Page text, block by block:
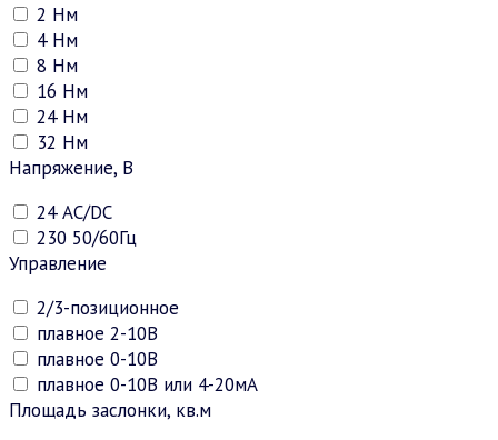
2 Нм
4 Нм
8 Нм
16 Нм
24 Нм
32 Нм
Напряжение, В
24 АC/DC
230 50/60Гц
Управление
2/3-позиционное
плавное 2-10В
плавное 0-10В
плавное 0-10В или 4-20мА
Площадь заслонки, кв.м